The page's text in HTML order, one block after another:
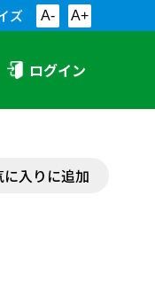
ズ A- A+
ログイン
に入りに追加